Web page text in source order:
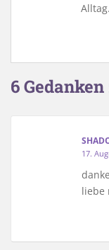
Alltag.
6
17.
liebe